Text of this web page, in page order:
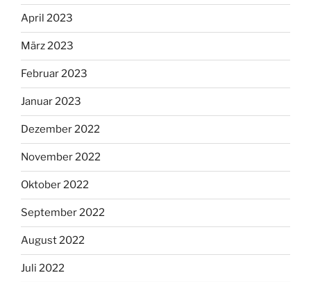
April 2023
März 2023
Februar 2023
Januar 2023
Dezember 2022
November 2022
Oktober 2022
September 2022
August 2022
Juli 2022